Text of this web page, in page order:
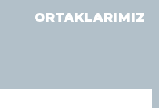
ORTAKLARIMIZ